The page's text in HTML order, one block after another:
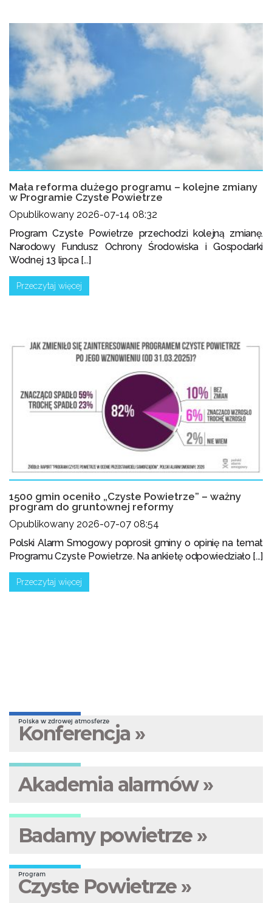
Mała reforma dużego programu – kolejne zmiany
w Programie Czyste Powietrze
Opublikowany 2026-07-14 08:32
Program Czyste Powietrze przechodzi kolejną zmianę.
Narodowy Fundusz Ochrony Środowiska i Gospodarki
Wodnej 13 lipca [...]
Przeczytaj więcej
1500 gmin oceniło „Czyste Powietrze” – ważny
program do gruntownej reformy
Opublikowany 2026-07-07 08:54
Polski Alarm Smogowy poprosił gminy o opinię na temat
Programu Czyste Powietrze. Na ankietę odpowiedziało [...]
Przeczytaj więcej
Polska w zdrowej atmosferze
Konferencja »
Akademia alarmów »
Badamy powietrze »
Program
Czyste Powietrze »